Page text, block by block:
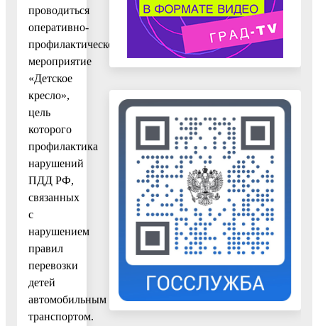
проводиться
оперативно-
профилактическое
мероприятие
«Детское
кресло»,
цель
которого
профилактика
нарушений
ПДД РФ,
связанных
с
нарушением
правил
перевозки
детей
автомобильным
транспортом.